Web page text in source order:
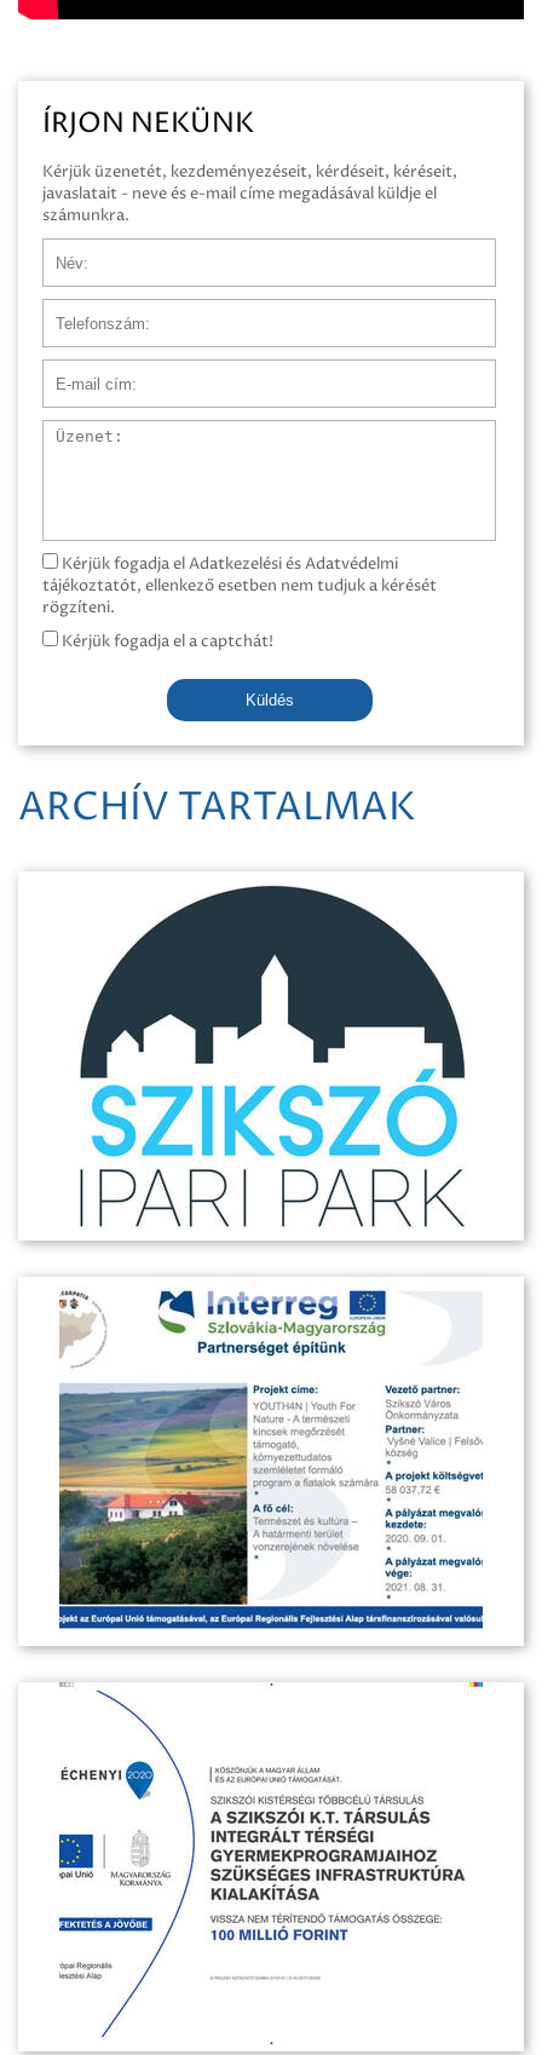
ÍRJON NEKÜNK
Kérjük üzenetét, kezdeményezéseit, kérdéseit, kéréseit,
javaslatait - neve és e-mail címe megadásával küldje el
számunkra.
Üzenet
Kérjük fogadja el Adatkezelési és Adatvédelmi
tájékoztatót, ellenkező esetben nem tudjuk a kérését
rögzíteni.
Kérjük fogadja el a captchát!
Küldés
ARCHÍV TARTALMAK